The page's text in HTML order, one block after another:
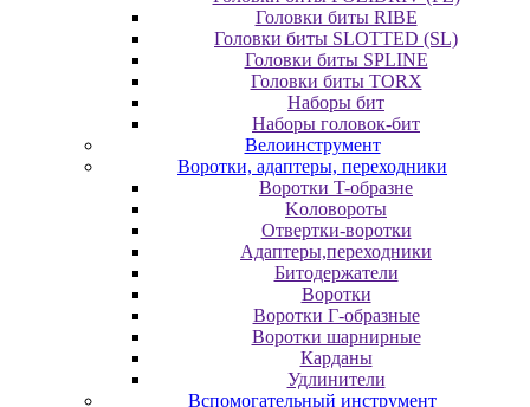
Головки биты RIBE
Головки биты SLOTTED (SL)
Головки биты SPLINE
Головки биты TORX
Наборы бит
Наборы головок-бит
Велоинструмент
Воротки, адаптеры, переходники
Bopoтки T-oбpaзне
Koлoвopoты
Oтвepтки-вopoтки
Адаптеры,переходники
Битодержатели
Воротки
Воротки Г-образные
Воротки шарнирные
Карданы
Удлинители
Вспомогательный инструмент